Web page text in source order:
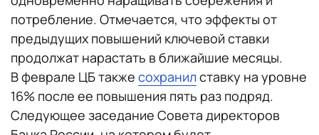
потребление. Отмечается, что эффекты от
предыдущих повышений ключевой ставки
продолжат нарастать в ближайшие месяцы.
В феврале ЦБ также сохранилставку на уровне
16% после ее повышения пять раз подряд.
Следующее заседание Совета директоров